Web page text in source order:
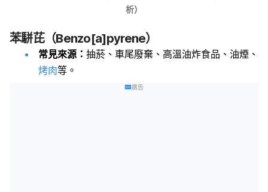
析）
苯駢芘（Benzo[a]pyrene）
常見來源： 抽菸、車尾廢棄、高溫油炸食品、油煙、
烤肉等。
廣告